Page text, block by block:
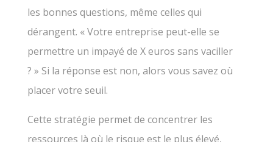
les bonnes questions, même celles qui
dérangent. « Votre entreprise peut-elle se
permettre un impayé de X euros sans vaciller
? » Si la réponse est non, alors vous savez où
placer votre seuil.
Cette stratégie permet de concentrer les
ressources là où le risque est le plus élevé,